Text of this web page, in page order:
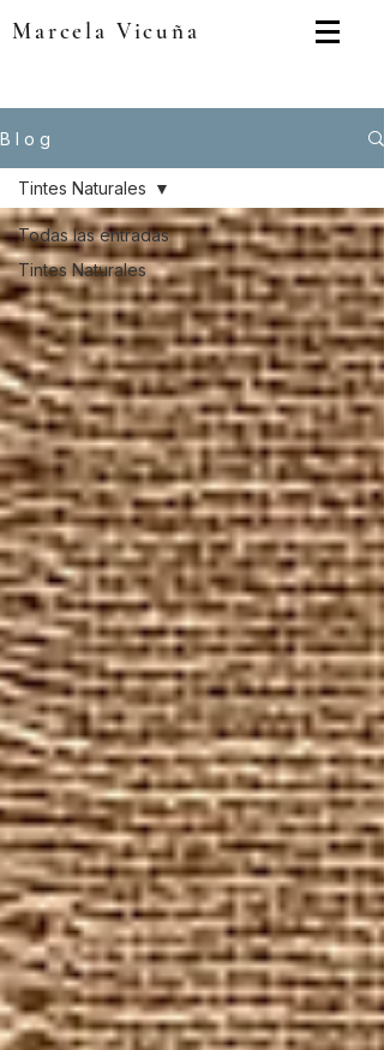
Marcela Vicuña
B l o g
Todas las entradas
Tintes Naturales
Tintes Naturales